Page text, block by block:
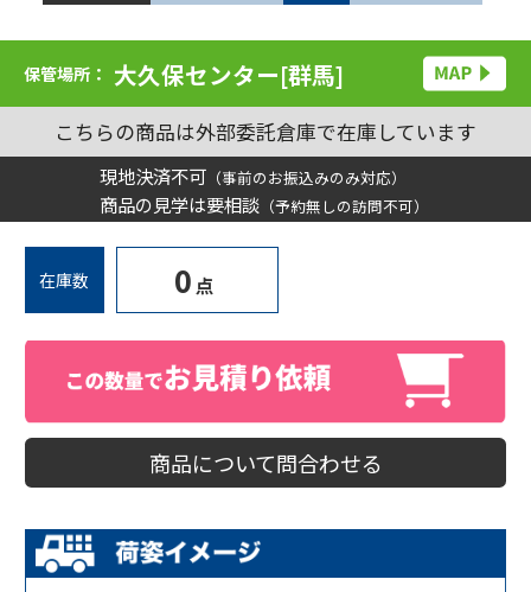
保管場所： 大久保センター[群馬]
こちらの商品は外部委託倉庫で在庫しています
現地決済不可 （事前のお振込みのみ対応）
商品の見学は要相談 （予約無しの訪問不可）
在庫数 0 点
商品について問合わせる